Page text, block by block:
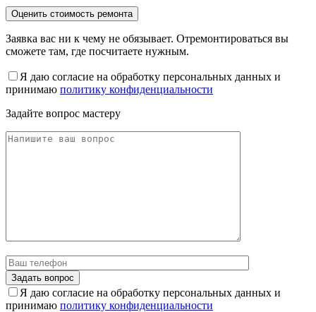
Заявка вас ни к чему не обязывает. Отремонтироваться вы
сможете там, где посчитаете нужным.
Я даю согласие на обработку персональных данных и
принимаю политику конфиденциальности
Задайте вопрос мастеру
Я даю согласие на обработку персональных данных и
принимаю политику конфиденциальности